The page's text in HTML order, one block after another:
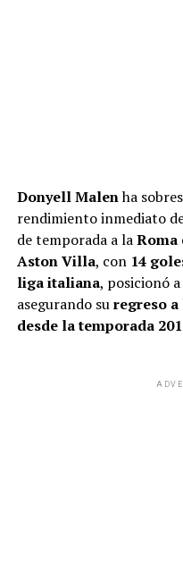
Donyell Malenha
rendimiento inmediato
de temporada a laRoma
Aston Villa, con 14
liga italiana, posicionó
asegurando suregreso a
desde la temporada